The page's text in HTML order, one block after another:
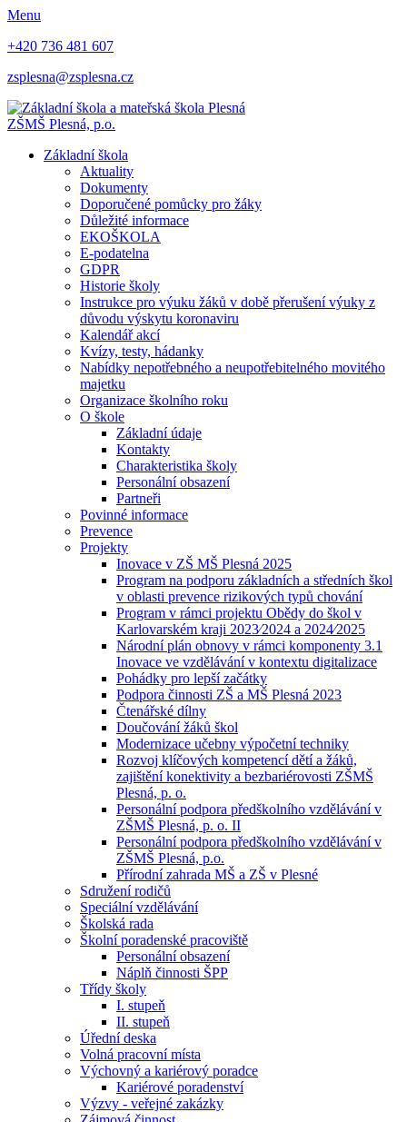
Menu
+420 736 481 607
zsplesna@zsplesna.cz
ZŠMŠ Plesná, p.o.
Základní škola
Aktuality
Dokumenty
Doporučené pomůcky pro žáky
Důležité informace
EKOŠKOLA
E-podatelna
GDPR
Historie školy
Instrukce pro výuku žáků v době přerušení výuky z
důvodu výskytu koronaviru
Kalendář akcí
Kvízy, testy, hádanky
Nabídky nepotřebného a neupotřebitelného movitého
majetku
Organizace školního roku
O škole
Základní údaje
Kontakty
Charakteristika školy
Personální obsazení
Partneři
Povinné informace
Prevence
Projekty
Inovace v ZŠ MŠ Plesná 2025
Program na podporu základních a středních škol
v oblasti prevence rizikových typů chování
Program v rámci projektu Obědy do škol v
Karlovarském kraji 2023⁄2024 a 2024⁄2025
Národní plán obnovy v rámci komponenty 3.1
Inovace ve vzdělávání v kontextu digitalizace
Pohádky pro lepší začátky
Podpora činnosti ZŠ a MŠ Plesná 2023
Čtenářské dílny
Doučování žáků škol
Modernizace učebny výpočetní techniky
Rozvoj klíčových kompetencí dětí a žáků,
zajištění konektivity a bezbariérovosti ZŠMŠ
Plesná, p. o.
Personální podpora předškolního vzdělávání v
ZŠMŠ Plesná, p. o. II
Personální podpora předškolního vzdělávání v
ZŠMŠ Plesná, p.o.
Přírodní zahrada MŠ a ZŠ v Plesné
Sdružení rodičů
Speciální vzdělávání
Školská rada
Školní poradenské pracoviště
Personální obsazení
Náplň činnosti ŠPP
Třídy školy
I. stupeň
II. stupeň
Úřední deska
Volná pracovní místa
Výchovný a kariérový poradce
Kariérové poradenství
Výzvy - veřejné zakázky